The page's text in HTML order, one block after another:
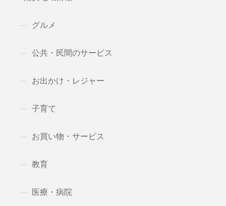
グルメ
公共・民間のサービス
お出かけ・レジャー
子育て
お買い物・サービス
教育
医療・病院